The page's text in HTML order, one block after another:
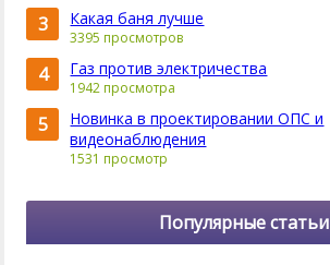
3 Какая баня лучше
3395 просмотров
4 Газ против электричества
1942 просмотра
5
Новинка в проектировании ОПС и
видеонаблюдения
1531 просмотр
Популярные статьи